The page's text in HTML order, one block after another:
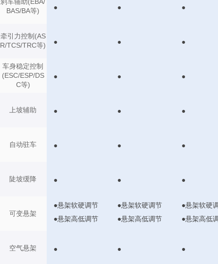
BAS/BA等)
牵引力控制(AS
R/TCS/TRC等)
车身稳定控制
(ESC/ESP/DS
C等)
上坡辅助
自动驻车
陡坡缓降
可变悬架
空气悬架
● ● ●
● ● ●
● ● ●
● ● ●
● ● ●
● ● ●
●悬架软硬调节
●悬架高低调节
●悬架软硬调节
●悬架高低调节
●悬架软硬
●悬架高低
● ● ●